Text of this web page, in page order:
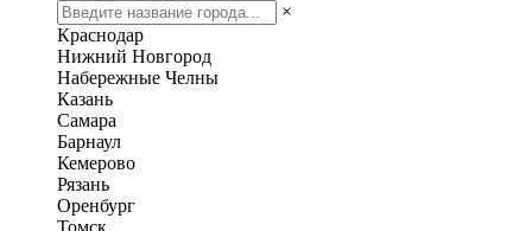
×
Краснодар
Нижний Новгород
Набережные Челны
Казань
Самара
Барнаул
Кемерово
Рязань
Оренбург
Томск